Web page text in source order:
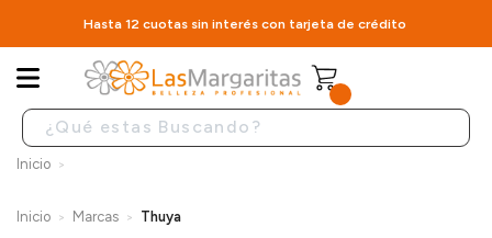
Hasta 12 cuotas sin interés con tarjeta de crédito
Inicio
Inicio Marcas Thuya